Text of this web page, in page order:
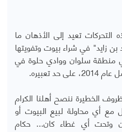
تعيد إلى الأذهان ما
زايد" في شراء بيوت وتفويتها
منطقة سلوان ووادي حلوة في
تعبيره.
الخطيرة ننصح أهلنا الكرام
أي محاولة لبيع البيوت أو
وتحت أي غطاء كان... حكام